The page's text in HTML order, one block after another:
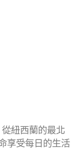
紐西蘭的最北
享受每日的生活